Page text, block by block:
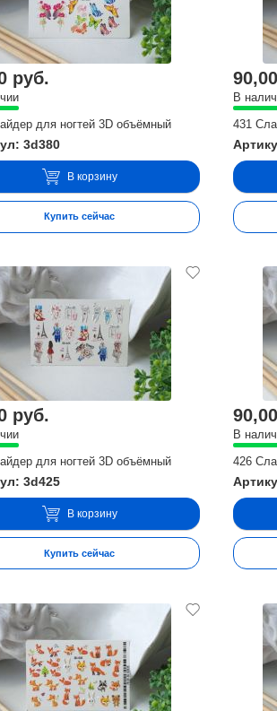
руб.
для ногтей 3D объёмный
3d380
В корзину
Купить сейчас
В
431
руб.
для ногтей 3D объёмный
3d425
В корзину
Купить сейчас
В
426